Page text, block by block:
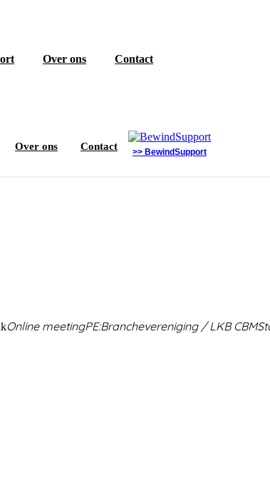
Over ons Contact
Over ons Contact
>> BewindSupport
Online meetingPE:Branchevereniging / LKB CBM